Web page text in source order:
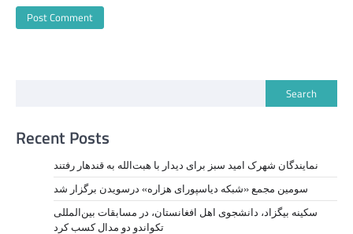
Search
Recent Posts
نمايندگان شهرک امید سبز برای دیدار با هبت‌الله به قندهار رفتند
سومین مجمع «شبکه دیاسپورای هزاره» درسویدن برگزار شد
سکینه بیگزاد، دانشجوی اهل افغانستان، در مسابقات بین‌المللی
تکواندو دو مدال کسب کرد